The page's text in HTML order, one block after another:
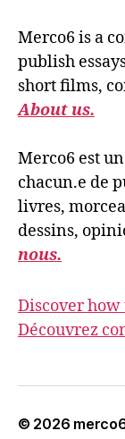
Merco6 is a
publish
short films,
About us.
Merco6 est
chacun.e de
livres,
dessins,
nous.
Discover
Découvrez
© 2026